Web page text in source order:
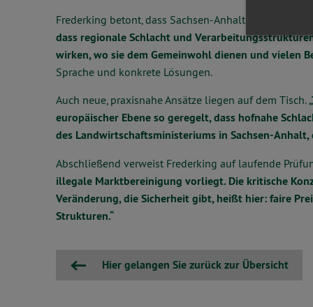
Frederking betont, dass Sachsen-Anhalt kurze
dass regionale Schlacht und
wirken, wo sie dem Gemeinwohl dienen und vielen
Sprache und konkrete Lösungen.
Auch neue, praxisnahe Ansätze liegen auf dem Tisch.
europäischer Ebene so geregelt, dass hofnahe
des Landwirtschaftsministeriums in Sachsen-
Abschließend verweist Frederking auf laufende
illegale Marktbereinigung vorliegt. Die kritische
Veränderung, die Sicherheit gibt, heißt hier: faire
Strukturen.“
Hier gelangen Sie zurück zur Übersicht